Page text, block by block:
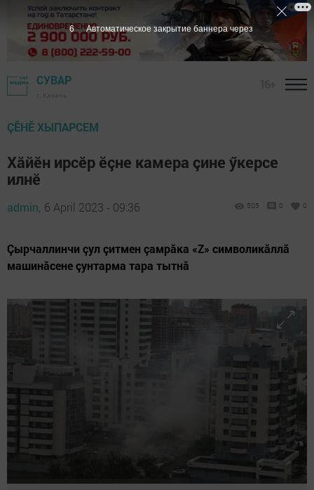
СУВАР
ÇӖНӖ ХЫПАРСЕМ
Хăйӗн ирсӗр ӗçне камера çине ӳкерсе
илнӗ
admin, 6 April 2023 - 09:36 505 0 0
Çырчаллинчи çул çитмен çамрăка «Z» символикăллă
машинăсене çунтарма тара тытнă
5 Автоматическое закрытие баннера через